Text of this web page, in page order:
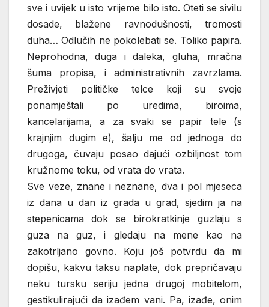
sve i uvijek u isto vrijeme bilo isto. Oteti se sivilu
dosade, blažene ravnodušnosti, tromosti
duha… Odlučih ne pokolebati se. Toliko papira.
Neprohodna, duga i daleka, gluha, mračna
šuma propisa, i administrativnih zavrzlama.
Preživjeti političke telce koji su svoje
ponamještali po uredima, biroima,
kancelarijama, a za svaki se papir tele (s
krajnjim dugim e), šalju me od jednoga do
drugoga, čuvaju posao dajući ozbiljnost tom
kružnome toku, od vrata do vrata.
Sve veze, znane i neznane, dva i pol mjeseca
iz dana u dan iz grada u grad, sjedim ja na
stepenicama dok se birokratkinje guzlaju s
guza na guz, i gledaju na mene kao na
zakotrljano govno. Koju još potvrdu da mi
dopišu, kakvu taksu naplate, dok prepričavaju
neku tursku seriju jedna drugoj mobitelom,
gestikulirajući da izađem vani. Pa, izađe, onim